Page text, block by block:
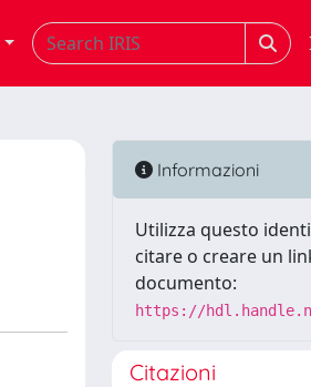
Informazioni
Utilizza questo
citare o creare un
documento:
https://
Citazioni